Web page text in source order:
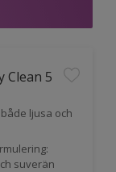
Clean 5
ljusa och
suverän